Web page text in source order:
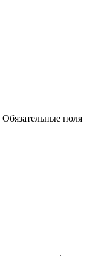
Обязательные поля